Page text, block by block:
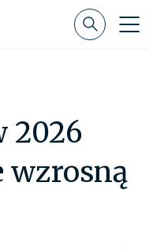
2026
wzrosną